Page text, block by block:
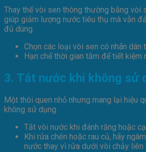
Thay thế vòi sen thông thường bằng vòi
giúp giảm lượng nước tiêu thụ mà vẫn
đủ dùng.
Chọn các loại vòi sen có nhãn dán
Hạn chế thời gian tắm để tiết kiệm
3. Tắt nước khi không sử
Một thói quen nhỏ nhưng mang lại hiệu
không sử dụng.
Tắt vòi nước khi đánh răng hoặc
Khi rửa chén hoặc rau củ, hãy
nước thay vì rửa dưới vòi chảy liên